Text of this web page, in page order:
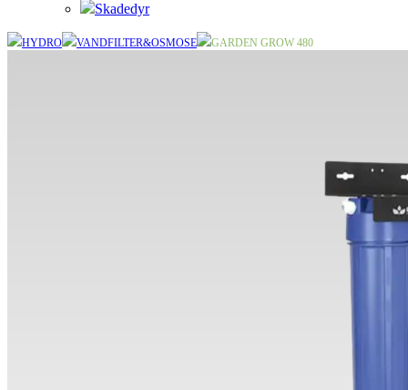
Skadedyr
HYDRO VANDFILTER&OSMOSE GARDEN GROW 480